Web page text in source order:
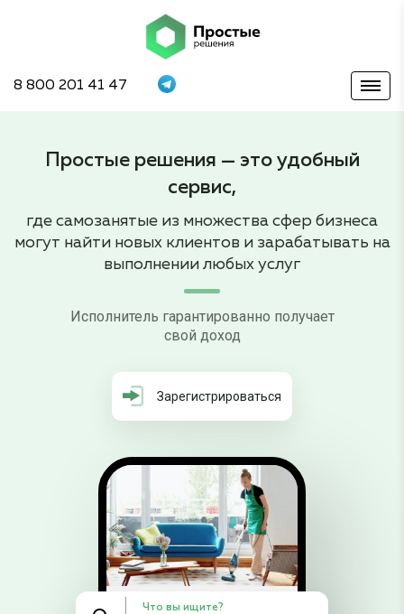
8 800 201 41 47
Простые решения — это удобный
сервис,
где самозанятые из множества сфер бизнеса
могут найти новых клиентов и зарабатывать на
выполнении любых услуг
Исполнитель гарантированно получает
свой доход
Зарегистрироваться
Что вы ищите?